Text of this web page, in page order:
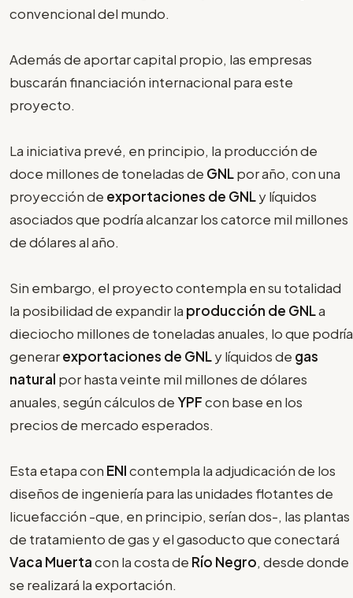
convencional del mundo.
Además de aportar capital propio, las empresas
buscarán financiación internacional para este
proyecto.
La iniciativa prevé, en principio, la producción de
doce millones de toneladas de GNLpor año, con una
proyección de exportaciones de GNLy líquidos
asociados que podría alcanzar los catorce mil millones
de dólares al año.
Sin embargo, el proyecto contempla en su totalidad
la posibilidad de expandir la producción de GNLa
dieciocho millones de toneladas anuales, lo que podría
generarexportaciones de GNLy líquidos de gas
natural por hasta veinte mil millones de dólares
anuales, según cálculos de YPFcon base en los
precios de mercado esperados.
Esta etapa con ENIcontempla la adjudicación de los
diseños de ingeniería para las unidades flotantes de
licuefacción -que, en principio, serían dos-, las plantas
de tratamiento de gas y el gasoducto que conectará
Vaca Muertacon la costa de Río Negro, desde donde
se realizará la exportación.